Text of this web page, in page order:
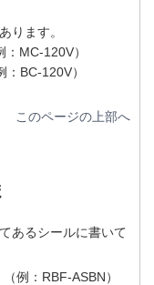
ります。
MC-120V）
BC-120V）
このページの上部へ
あるシールに書いて
例：RBF-ASBN）